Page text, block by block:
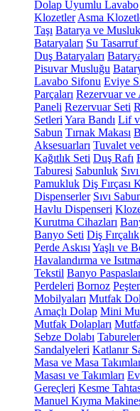
Dolap Uyumlu Lavabo
Klozetler Asma
Taşı Batarya ve
Bataryaları Su Tasarruf
Duş Bataryaları
Pisuvar Musluğu
Lavabo Sifonu Eviye
Parçaları Rezervuar ve
Paneli Rezervuar Seti
Setleri Yara Bandı Lif
Sabun Tırnak Makası
Aksesuarları Tuvalet
Kağıtlık Seti Duş Rafı
Taburesi Sabunluk
Pamukluk Diş Fırçası
Dispenserler Sıvı
Havlu Dispenseri
Kurutma Cihazları
Banyo Seti Diş Fırçalık
Perde Askısı Yaşlı ve
Havalandırma ve Isıtma
Tekstil Banyo
Perdeleri Bornoz
Mobilyaları Mutfak
Amaçlı Dolap Mini
Mutfak Dolapları
Sebze Dolabı Tabureler
Sandalyeleri Katlanır
Masa ve Masa
Masası ve Takımları
Gereçleri Kesme
Manuel Kıyma